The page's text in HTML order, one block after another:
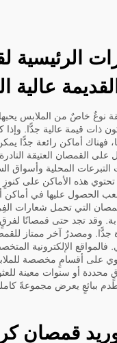
الرئيسية
عالية
نوعٌ خاصٌ من الملابس
ذات قيمة عالية جدًّا.
فهناك أماكن رائعة جدًّا
القمصان العتيقة
التبرعات المحلية وأسواق
تحتوي هذه الأماكن على
الحصول عليها في
التي تحمل شعارات
وقد تجد حتى قمصانًا
جدًّا. ومصدرٌ آخر ممتاز
فالمواقع الإلكترونية
على أقسامٍ مخصصة
أو سنوات معينة
ببائعٍ يعرض مجموعةً
قمصان